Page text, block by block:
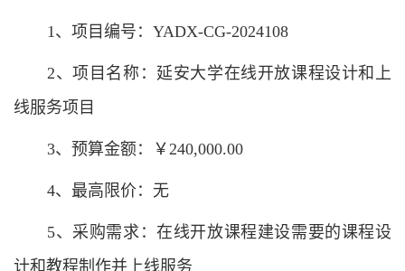
1、项目编号：YADX-CG-2024108
2、项目名称：延安大学在线开放课程设计和上
线服务项目
3、预算金额：￥240,000.00
4、最高限价：无
5、采购需求：在线开放课程建设需要的课程设
计和教程制作并上线服务